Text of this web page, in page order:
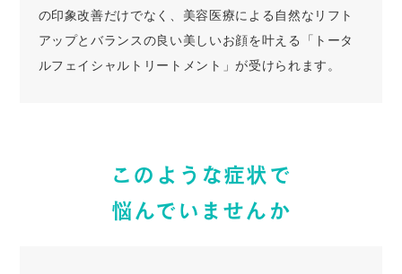
の印象改善だけでなく、美容医療による自然なリフト
アップとバランスの良い美しいお顔を叶える「トータ
ルフェイシャルトリートメント」が受けられます。
このような症状で
悩んでいませんか